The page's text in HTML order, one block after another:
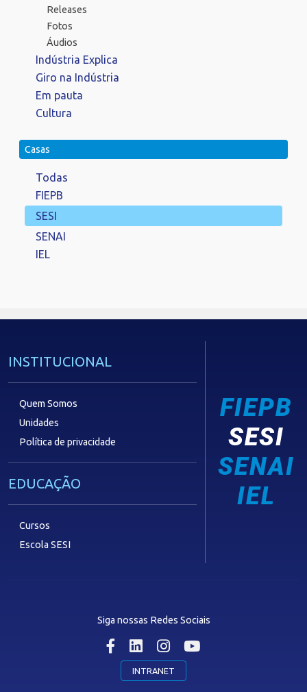
Releases
Fotos
Áudios
Indústria Explica
Giro na Indústria
Em pauta
Cultura
Casas
Todas
FIEPB
SESI
SENAI
IEL
INSTITUCIONAL
Quem Somos
Unidades
Política de privacidade
EDUCAÇÃO
Cursos
Escola SESI
FIEPB
SESI
SENAI
IEL
Siga nossas Redes Sociais
INTRANET